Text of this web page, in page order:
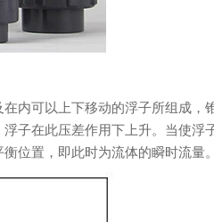
以上下移动的浮子所组成，锥管
浮子在此压差作用下上升。当使
，即此时为流体的瞬时流量。